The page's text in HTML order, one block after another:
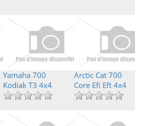
Yamaha 700
Kodiak T3 4x4
Arctic Cat 700
Core Efi Eft 4x4